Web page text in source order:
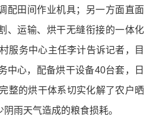
配田间作业机具；另一方面直面
、运输、烘干无缝衔接的一体化
服务中心主任李计告诉记者，目
中心，配备烘干设备40台套，日
整的烘干体系切实化解了农户晒
雨天气造成的粮食损耗。